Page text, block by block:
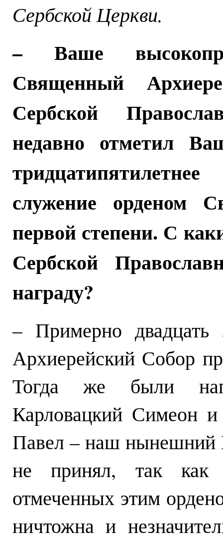
Сербской Церкви.
– Ваше
Священный
Сербской
недавно отметил
служение орденом
первой степени. С
Сербской
награду?
– Примерно
Архиерейский Собор
Тогда же были
Карловацкий Симеон
Павел – наш нынешний
не принял, так как
отмеченных этим
ничтожна и